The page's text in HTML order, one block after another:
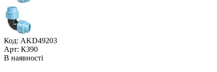
Код: AKD49203
Арт: КЗ90
В наявності